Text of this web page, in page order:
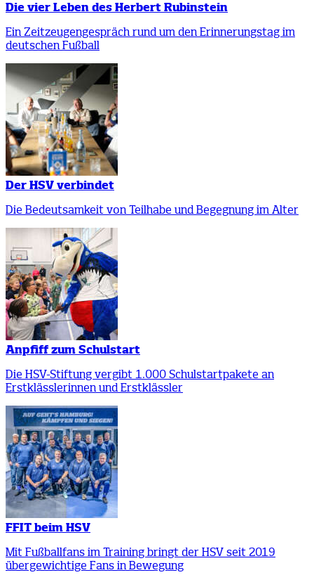
Die vier Leben des Herbert Rubinstein
Ein Zeitzeugengespräch rund um den Erinnerungstag im
deutschen Fußball
Der HSV verbindet
Die Bedeutsamkeit von Teilhabe und Begegnung im Alter
Anpfiff zum Schulstart
Die HSV-Stiftung vergibt 1.000 Schulstartpakete an
Erstklässlerinnen und Erstklässler
FFIT beim HSV
Mit Fußballfans im Training bringt der HSV seit 2019
übergewichtige Fans in Bewegung